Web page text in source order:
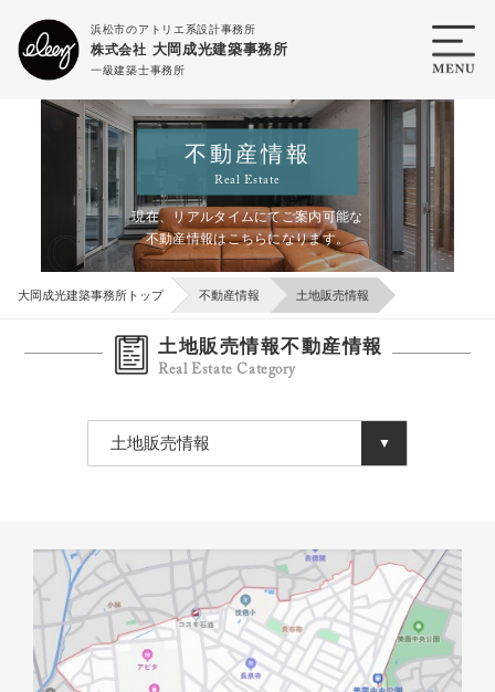
浜松市のアトリエ系設計事務所
株式会社 大岡成光建築事務所
一級建築士事務所
不動産情報
Real Estate
現在、リアルタイムにてご案内可能な
不動産情報はこちらになります。
大岡成光建築事務所トップ 不動産情報 土地販売情報
土地販売情報不動産情報
Real Estate Category